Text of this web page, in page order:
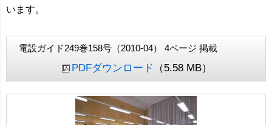
います。
電設ガイド249巻158号（2010-04） 4ページ 掲載
PDFダウンロード （5.58 MB）